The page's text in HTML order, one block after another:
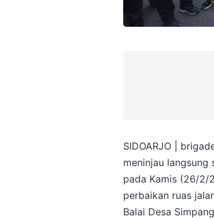
SIDOARJO |
meninjau
pada Kamis (26/2/
perbaikan ruas
Balai Desa